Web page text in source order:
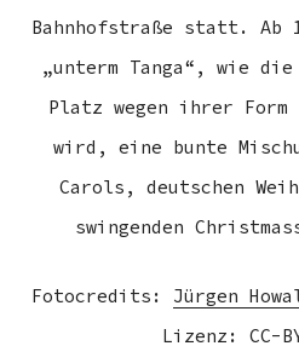
Bahnhofstraße statt. Ab
„unterm Tanga“, wie die
Platz wegen ihrer Form
wird, eine bunte
Carols, deutschen
swingenden
Fotocredits: Jürgen
Lizenz: CC-